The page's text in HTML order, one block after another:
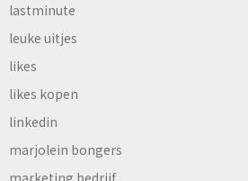
lastminute
leuke uitjes
likes
likes kopen
linkedin
marjolein bongers